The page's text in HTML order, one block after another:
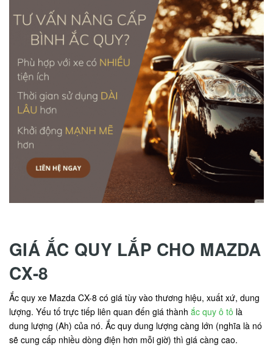
GIÁ ẮC QUY LẮP CHO MAZDA
CX-8
Ắc quy xe Mazda CX-8 có giá tùy vào thương hiệu, xuất xứ, dung
lượng. Yếu tố trực tiếp liên quan đến giá thành ắc quy ô tô là
dung lượng (Ah) của nó. Ắc quy dung lượng càng lớn (nghĩa là nó
sẽ cung cấp nhiều dòng điện hơn mỗi giờ) thì giá càng cao.